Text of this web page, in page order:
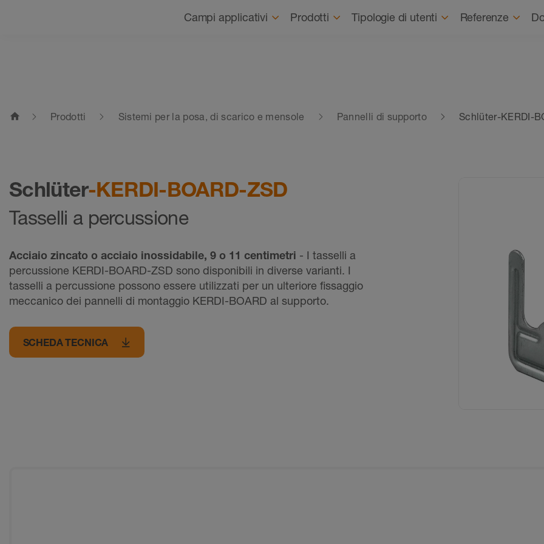
Campi applicativi Prodotti Tipologie di utenti Referenze
home Prodotti Sistemi per la posa, di scarico e mensole Pannelli di supporto Schlüter-KERDI-
Schlüter-KERDI-BOARD-ZSD
Tasselli a percussione
Acciaio zincato o acciaio inossidabile, 9 o 11 centimetri - I tasselli a
percussione KERDI-BOARD-ZSD sono disponibili in diverse varianti. I
tasselli a percussione possono essere utilizzati per un ulteriore fissaggio
meccanico dei pannelli di montaggio KERDI-BOARD al supporto.
SCHEDA TECNICA